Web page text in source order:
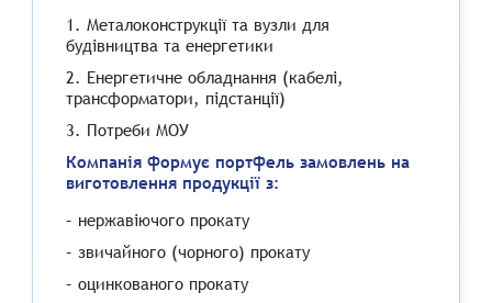
1. Металоконструкції та вузли для
будівництва та енергетики
2. Енергетичне обладнання (кабелі,
трансформатори, підстанції)
3. Потреби МОУ
Компанія формує портфель замовлень на
виготовлення продукції з:
– нержавіючого прокату
– звичайного (чорного) прокату
– оцинкованого прокату